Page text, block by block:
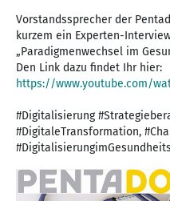
Vorstandssprecher der
kurzem ein Experten-
„Paradigmenwechsel im
https://www.youtube.com/
#Digitalisierung
#DigitaleTransformation,